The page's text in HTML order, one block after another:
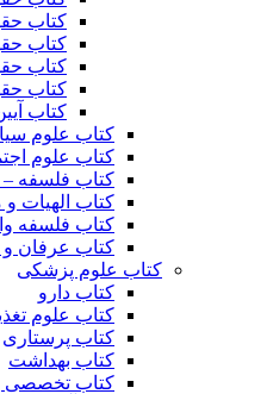
کتاب
کتاب
کتاب
کتاب
کتاب
کتاب علوم
کتاب علوم
کتاب فلسفه
کتاب الهیات
کتاب فلسفه
کتاب عرفان
کتاب علوم پزشکی
کتاب دارو
کتاب علوم
کتاب پرستاری
کتاب بهداشت
کتاب تخصصی